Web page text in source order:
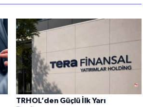
TRHOL’den Güçlü İlk Yarı